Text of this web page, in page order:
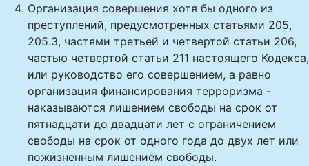
Организация совершения хотя бы одного из
преступлений, предусмотренных статьями 205,
205.3, частями третьей и четвертой статьи 206,
частью четвертой статьи 211 настоящего Кодекса,
или руководство его совершением, а равно
организация финансирования терроризма -
наказываются лишением свободы на срок от
пятнадцати до двадцати лет с ограничением
свободы на срок от одного года до двух лет или
пожизненным лишением свободы.